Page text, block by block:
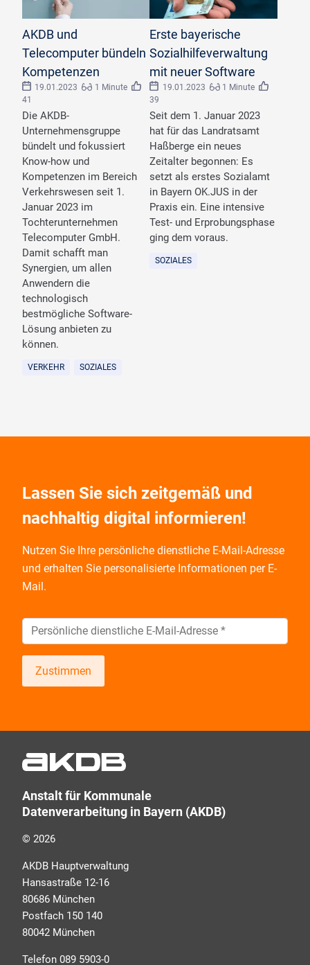
AKDB und
Telecomputer bündeln
Kompetenzen
19.01.2023
1 Minute
41
Die AKDB-
Unternehmensgruppe
bündelt und fokussiert
Know-how und
Kompetenzen im Bereich
Verkehrswesen seit 1.
Januar 2023 im
Tochterunternehmen
Telecomputer GmbH.
Damit schafft man
Synergien, um allen
Anwendern die
technologisch
bestmögliche Software-
Lösung anbieten zu
können.
VERKEHR SOZIALES
Erste bayerische
Sozialhilfeverwaltung
mit neuer Software
19.01.2023
1 Minute
39
Seit dem 1. Januar 2023
hat für das Landratsamt
Haßberge ein neues
Zeitalter begonnen: Es
setzt als erstes Sozialamt
in Bayern OK.JUS in der
Praxis ein. Eine intensive
Test- und Erprobungsphase
ging dem voraus.
SOZIALES
Lassen Sie sich zeitgemäß und
nachhaltig digital informieren!
Nutzen Sie Ihre persönliche dienstliche E-Mail-Adresse
und erhalten Sie personalisierte Informationen per E-
Mail.
Zustimmen
Umfragen in allen Produktbereichen des AKDB
selbstverständlich kostenlos. Aber auch schnell und
ressourcenschonend, eben ganz zeitgemäß digital.
Dafür benötigen wir Ihre Einwilligung, die Sie jederzeit
Anstalt für Kommunale
Datenverarbeitung in Bayern (AKDB)
© 2026
AKDB Hauptverwaltung
Hansastraße 12-16
80686 München
Postfach 150 140
80042 München
Telefon 089 5903-0